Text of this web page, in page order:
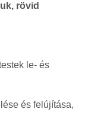
rövid
le- és
és felújítása,